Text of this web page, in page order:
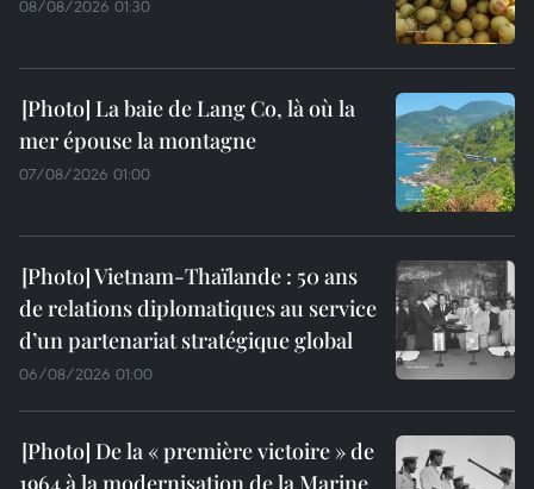
08/08/2026 01:30
La baie de Lang Co, là où la
mer épouse la montagne
07/08/2026 01:00
Vietnam-Thaïlande : 50 ans
de relations diplomatiques au service
d’un partenariat stratégique global
06/08/2026 01:00
De la « première victoire » de
1964 à la modernisation de la Marine